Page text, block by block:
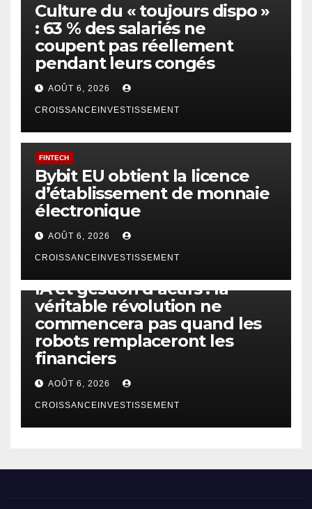
Culture du « toujours dispo »
: 63 % des salariés ne
coupent pas réellement
pendant leurs congés
AOÛT 6, 2026
CROISSANCEINVESTISSEMENT
FINTECH
Bybit EU obtient la licence
d’établissement de monnaie
électronique
AOÛT 6, 2026
CROISSANCEINVESTISSEMENT
IA et gestion d’actifs : la
véritable révolution ne
commencera pas quand les
robots remplaceront les
financiers
AOÛT 6, 2026
CROISSANCEINVESTISSEMENT